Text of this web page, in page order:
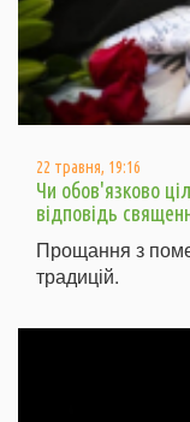
22 травня, 19:16
Чи обов'язково
відповідь
Прощання з
традицій.